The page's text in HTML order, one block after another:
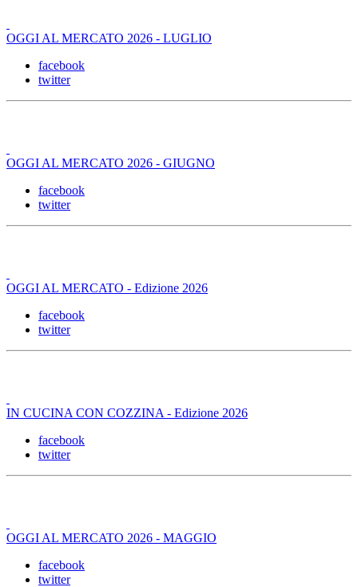
OGGI AL MERCATO 2026 - LUGLIO
facebook
twitter
OGGI AL MERCATO 2026 - GIUGNO
facebook
twitter
OGGI AL MERCATO - Edizione 2026
facebook
twitter
IN CUCINA CON COZZINA - Edizione 2026
facebook
twitter
OGGI AL MERCATO 2026 - MAGGIO
facebook
twitter